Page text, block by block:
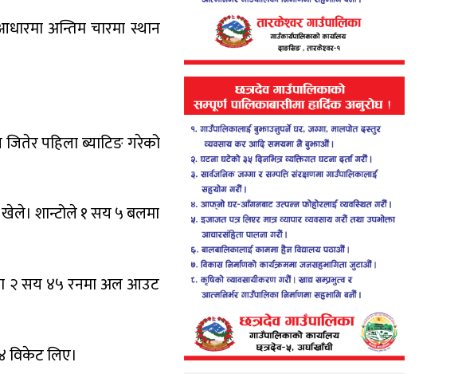
अन्तिम चारमा स्थान
पहिला ब्याटिङ गरेको
शान्टोले १ सय ५ बलमा
२ सय ४५ रनमा अल आउट
विकेट लिए।